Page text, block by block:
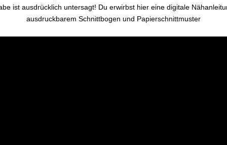
ist ausdrücklich untersagt! Du erwirbst hier eine digitale
ausdruckbarem Schnittbogen und Papierschnittmuster